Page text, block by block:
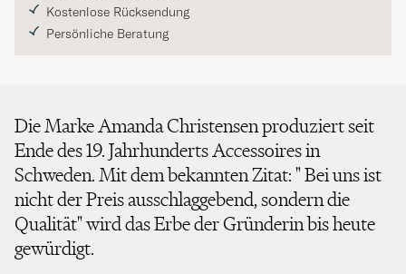
Kostenlose Rücksendung
Persönliche Beratung
Die Marke Amanda Christensen produziert seit
Ende des 19. Jahrhunderts Accessoires in
Schweden. Mit dem bekannten Zitat: " Bei uns ist
nicht der Preis ausschlaggebend, sondern die
Qualität" wird das Erbe der Gründerin bis heute
gewürdigt.